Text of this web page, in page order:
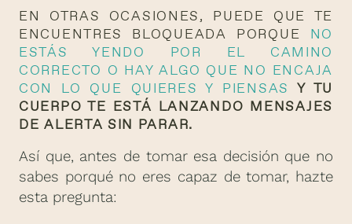
EN OTRAS OCASIONES, PUEDE QUE TE
ENCUENTRES BLOQUEADA PORQUE NO
ESTÁS YENDO POR EL CAMINO
CORRECTO O HAY ALGO QUE NO ENCAJA
CON LO QUE QUIERES Y PIENSAS Y TU
CUERPO TE ESTÁ LANZANDO MENSAJES
DE ALERTA SIN PARAR.
Así que, antes de tomar esa decisión que no
sabes porqué no eres capaz de tomar, hazte
esta pregunta: